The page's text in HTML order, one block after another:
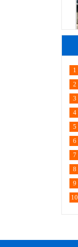
1
2
3
4
5
6
7
8
9
10